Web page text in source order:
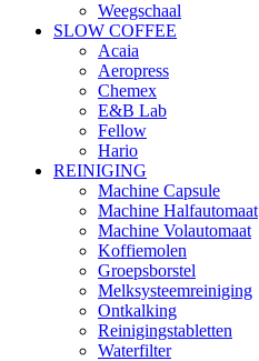
Weegschaal
SLOW COFFEE
Acaia
Aeropress
Chemex
E&B Lab
Fellow
Hario
REINIGING
Machine Capsule
Machine Halfautomaat
Machine Volautomaat
Koffiemolen
Groepsborstel
Melksysteemreiniging
Ontkalking
Reinigingstabletten
Waterfilter